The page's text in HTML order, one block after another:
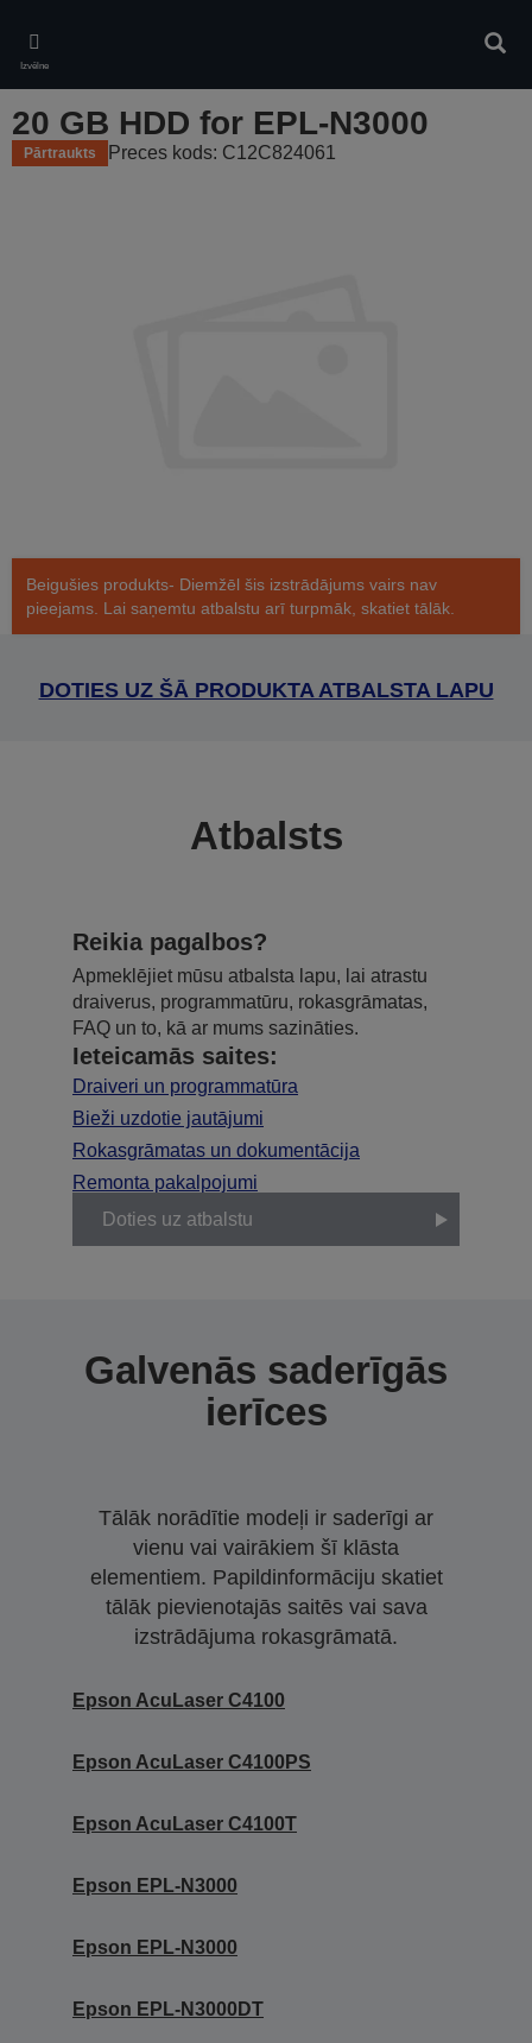
main
content
Izvēlne
20 GB HDD for EPL-N3000
Pārtraukts Preces kods: C12C824061
Beigušies produkts- Diemžēl šis izstrādājums vairs nav
pieejams. Lai saņemtu atbalstu arī turpmāk, skatiet tālāk.
DOTIES UZ ŠĀ PRODUKTA ATBALSTA LAPU
Atbalsts
Reikia pagalbos?
Apmeklējiet mūsu atbalsta lapu, lai atrastu
draiverus, programmatūru, rokasgrāmatas,
FAQ un to, kā ar mums sazināties.
Ieteicamās saites:
Draiveri un programmatūra
Bieži uzdotie jautājumi
Rokasgrāmatas un dokumentācija
Remonta pakalpojumi
Doties uz atbalstu
Galvenās saderīgās
ierīces
Tālāk norādītie modeļi ir saderīgi ar
vienu vai vairākiem šī klāsta
elementiem. Papildinformāciju skatiet
tālāk pievienotajās saitēs vai sava
izstrādājuma rokasgrāmatā.
Epson AcuLaser C4100
Epson AcuLaser C4100PS
Epson AcuLaser C4100T
Epson EPL-N3000
Epson EPL-N3000
Epson EPL-N3000DT